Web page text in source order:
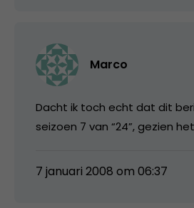
Marco
Dacht ik toch echt dat dit
seizoen 7 van “24”, gezien
7 januari 2008 om 06:37